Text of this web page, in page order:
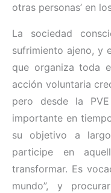
otras personas’ en
La sociedad
sufrimiento ajeno, y
que organiza toda
acción voluntaria
pero desde la
importante en
su objetivo a
participe en
transformar. Es
mundo”, y